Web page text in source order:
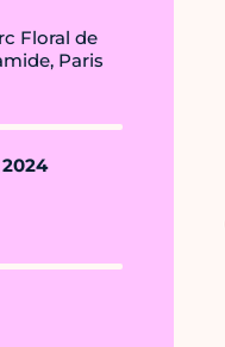
Floral de
Paris